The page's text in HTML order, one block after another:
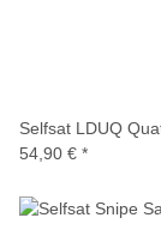
Selfsat LDUQ
54,90 € *